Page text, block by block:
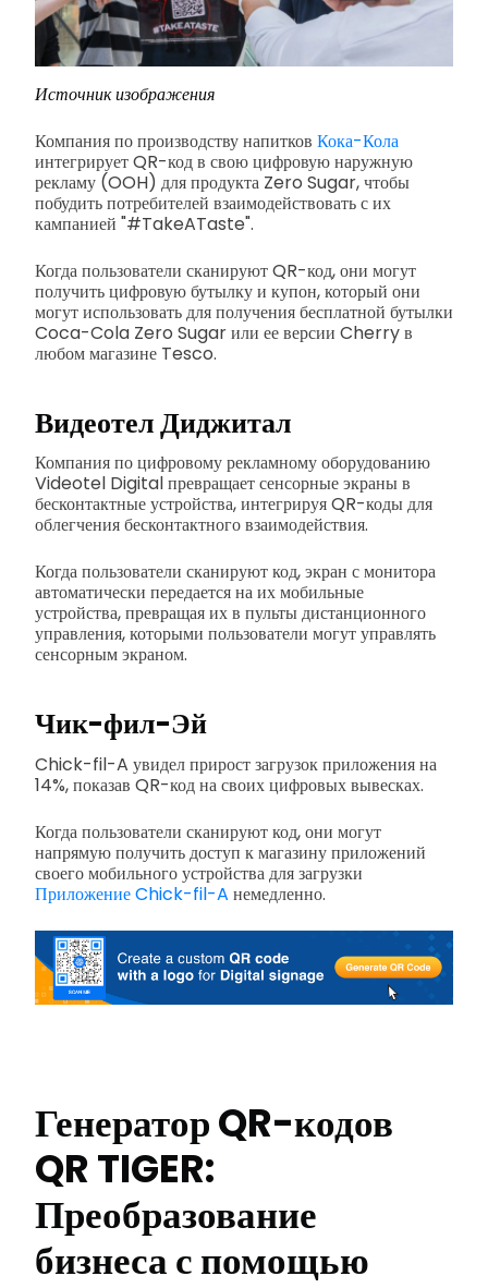
Источник изображения
Компания по производству напитков Кока-Кола
интегрирует QR-код в свою цифровую наружную
рекламу (OOH) для продукта Zero Sugar, чтобы
побудить потребителей взаимодействовать с их
кампанией "#TakeATaste".
Когда пользователи сканируют QR-код, они могут
получить цифровую бутылку и купон, который они
могут использовать для получения бесплатной бутылки
Coca-Cola Zero Sugar или ее версии Cherry в
любом магазине Tesco.
Видеотел Диджитал
Компания по цифровому рекламному оборудованию
Videotel Digital превращает сенсорные экраны в
бесконтактные устройства, интегрируя QR-коды для
облегчения бесконтактного взаимодействия.
Когда пользователи сканируют код, экран с монитора
автоматически передается на их мобильные
устройства, превращая их в пульты дистанционного
управления, которыми пользователи могут управлять
сенсорным экраном.
Чик-фил-Эй
Chick-fil-A увидел прирост загрузок приложения на
14%, показав QR-код на своих цифровых вывесках.
Когда пользователи сканируют код, они могут
напрямую получить доступ к магазину приложений
своего мобильного устройства для загрузки
Приложение Chick-fil-A немедленно.
Генератор QR-кодов
QR TIGER:
Преобразование
бизнеса с помощью